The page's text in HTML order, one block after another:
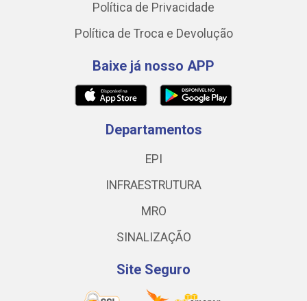
Política de Privacidade
Política de Troca e Devolução
Baixe já nosso APP
Departamentos
EPI
INFRAESTRUTURA
MRO
SINALIZAÇÃO
Site Seguro